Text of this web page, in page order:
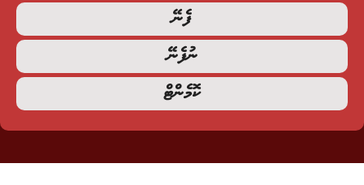
ފެނޭ
ނުފެނޭ
ކޮމެންޓް